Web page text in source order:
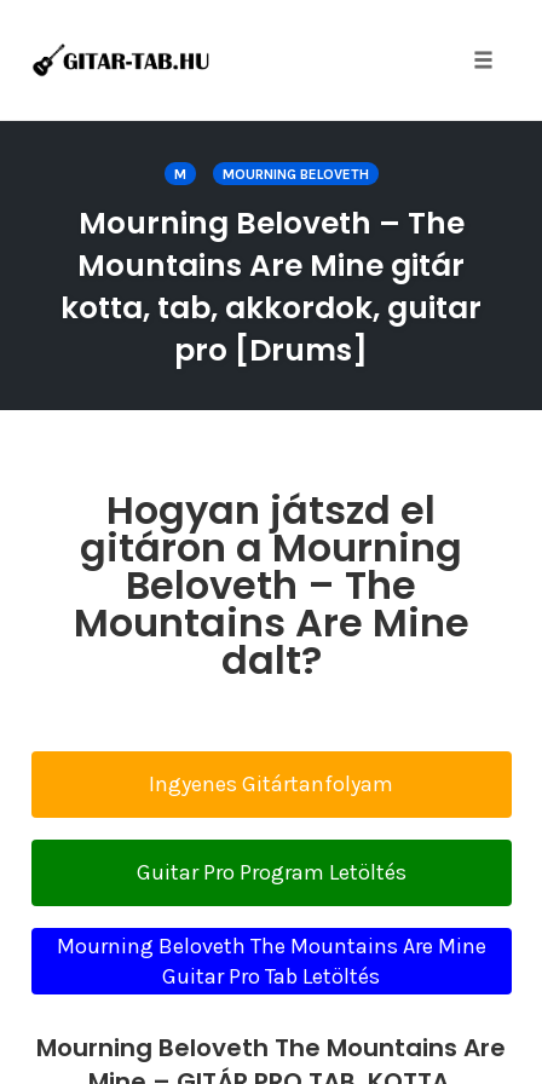
M MOURNING BELOVETH
Mourning Beloveth – The
Mountains Are Mine gitár
kotta, tab, akkordok, guitar
pro [Drums]
Hogyan játszd el
gitáron a Mourning
Beloveth – The
Mountains Are Mine
dalt?
Ingyenes Gitártanfolyam
Guitar Pro Program Letöltés
Mourning Beloveth The Mountains Are Mine
Guitar Pro Tab Letöltés
Mourning Beloveth The Mountains Are